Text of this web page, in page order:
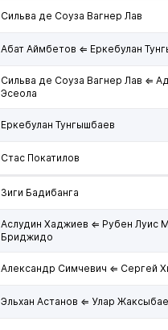
Сильва де Соуза Вагнер Лав
Абат Аймбетов ⇐ Еркебулан
Сильва де Соуза Вагнер Лав ⇐
Эсеола
Еркебулан Тунгышбаев
Стас Покатилов
Зиги Бадибанга
Аслудин Хаджиев ⇐ Рубен Луис
Бриджидо
Александр Симчевич ⇐ Сергей
Эльхан Астанов ⇐ Улар